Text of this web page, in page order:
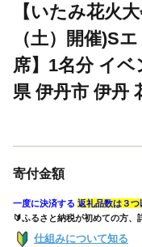
【いたみ花火
（土）開催)S
席】1名分 イ
県 伊丹市 伊丹
寄付金額
一度に決済する 返礼品数は３つ
🔰ふるさと納税が初めての方、
仕組みについて知る